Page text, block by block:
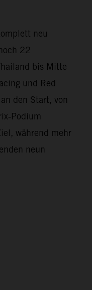
neu
22
bis Mitte
und Red
den Start, von
während mehr
neun